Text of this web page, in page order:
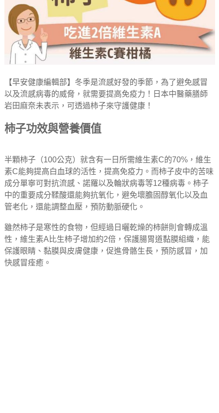
【早安健康編輯部】冬季是流感好發的季節，為了避免感冒
以及流感病毒的威脅，就需要提高免疫力！日本中醫藥膳師
岩田麻奈未表示，可透過柿子來守護健康！
柿子功效與營養價值
半顆柿子（100公克）就含有一日所需維生素C的70%，維生
素C能夠提高白血球的活性，提高免疫力。而柿子皮中的苦味
成分單寧可對抗流感、諾羅以及輪狀病毒等12種病毒。柿子
中的重要成分鞣酸還能夠抗氧化，避免壞膽固醇氧化以及血
管老化，還能調整血壓，預防動脈硬化。
雖然柿子是寒性的食物，但經過日曬乾燥的柿餅則會轉成溫
性，維生素A比生柿子增加約2倍，保護腸胃道黏膜組織，能
保護眼睛、黏膜與皮膚健康，促進骨骼生長，預防感冒，加
快感冒痊癒。